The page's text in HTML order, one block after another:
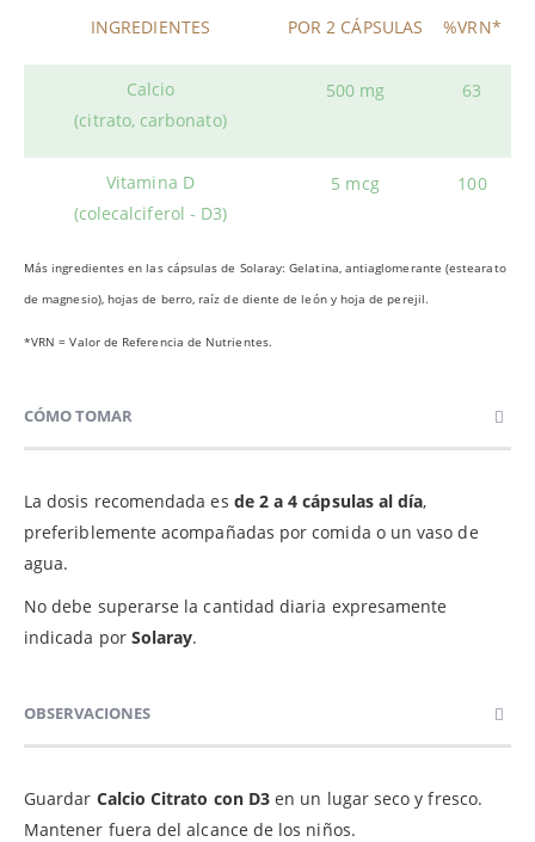
INGREDIENTES POR 2 CÁPSULAS %VRN*
Calcio
(citrato, carbonato)
500 mg 63
Vitamina D
(colecalciferol - D3)
5 mcg 100
Más ingredientes en las cápsulas de Solaray: Gelatina, antiaglomerante (estearato
de magnesio), hojas de berro, raíz de diente de león y hoja de perejil.
*VRN = Valor de Referencia de Nutrientes.
CÓMO TOMAR
La dosis recomendada es de 2 a 4 cápsulas al día,
preferiblemente acompañadas por comida o un vaso de
agua.
No debe superarse la cantidad diaria expresamente
indicada por Solaray.
OBSERVACIONES
Guardar Calcio Citrato con D3 en un lugar seco y fresco.
Mantener fuera del alcance de los niños.